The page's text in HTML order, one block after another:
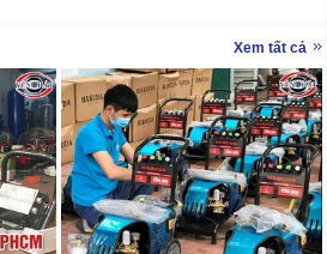
Xem tất cả